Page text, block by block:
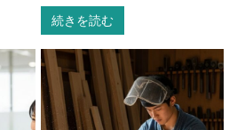
続きを読む